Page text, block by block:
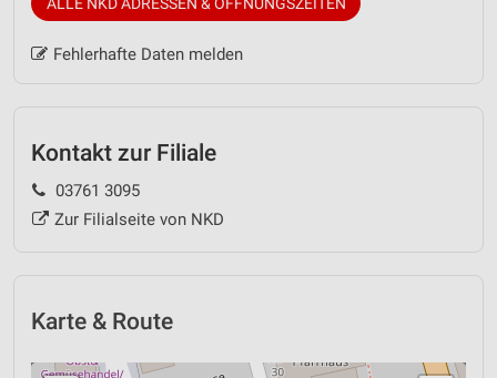
Fehlerhafte Daten melden
Kontakt zur Filiale
03761 3095
Zur Filialseite von NKD
Karte & Route